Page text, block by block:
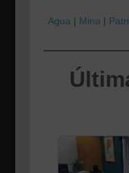
Agua | Mina |